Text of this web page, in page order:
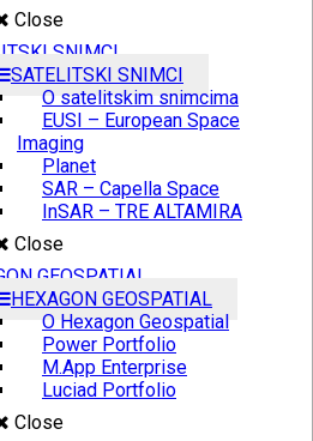
Close
SNIMCI
SATELITSKI SNIMCI
O satelitskim snimcima
EUSI – European Space
Imaging
Planet
SAR – Capella Space
InSAR – TRE ALTAMIRA
Close
GEOSPATIAL
HEXAGON GEOSPATIAL
O Hexagon Geospatial
Power Portfolio
M.App Enterprise
Luciad Portfolio
Close